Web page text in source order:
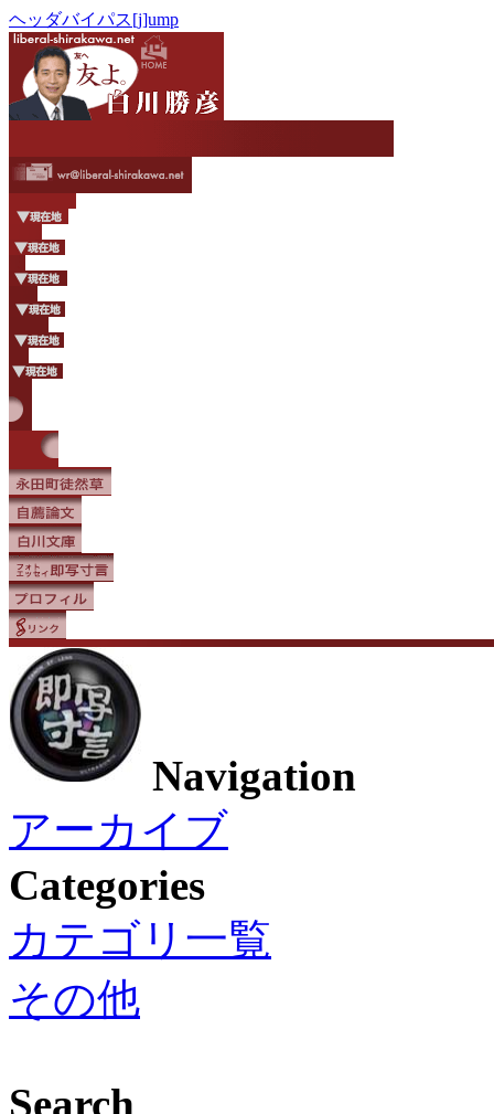
ヘッダバイパス[j]ump
Navigation
アーカイブ
Categories
カテゴリ一覧
その他
Search